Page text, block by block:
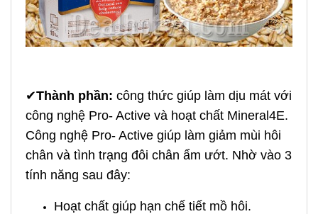
✔Thành phần: công thức giúp làm dịu mát với
công nghệ Pro- Active và hoạt chất Mineral4E.
Công nghệ Pro- Active giúp làm giảm mùi hôi
chân và tình trạng đôi chân ẩm ướt. Nhờ vào 3
tính năng sau đây:
Hoạt chất giúp hạn chế tiết mồ hôi.